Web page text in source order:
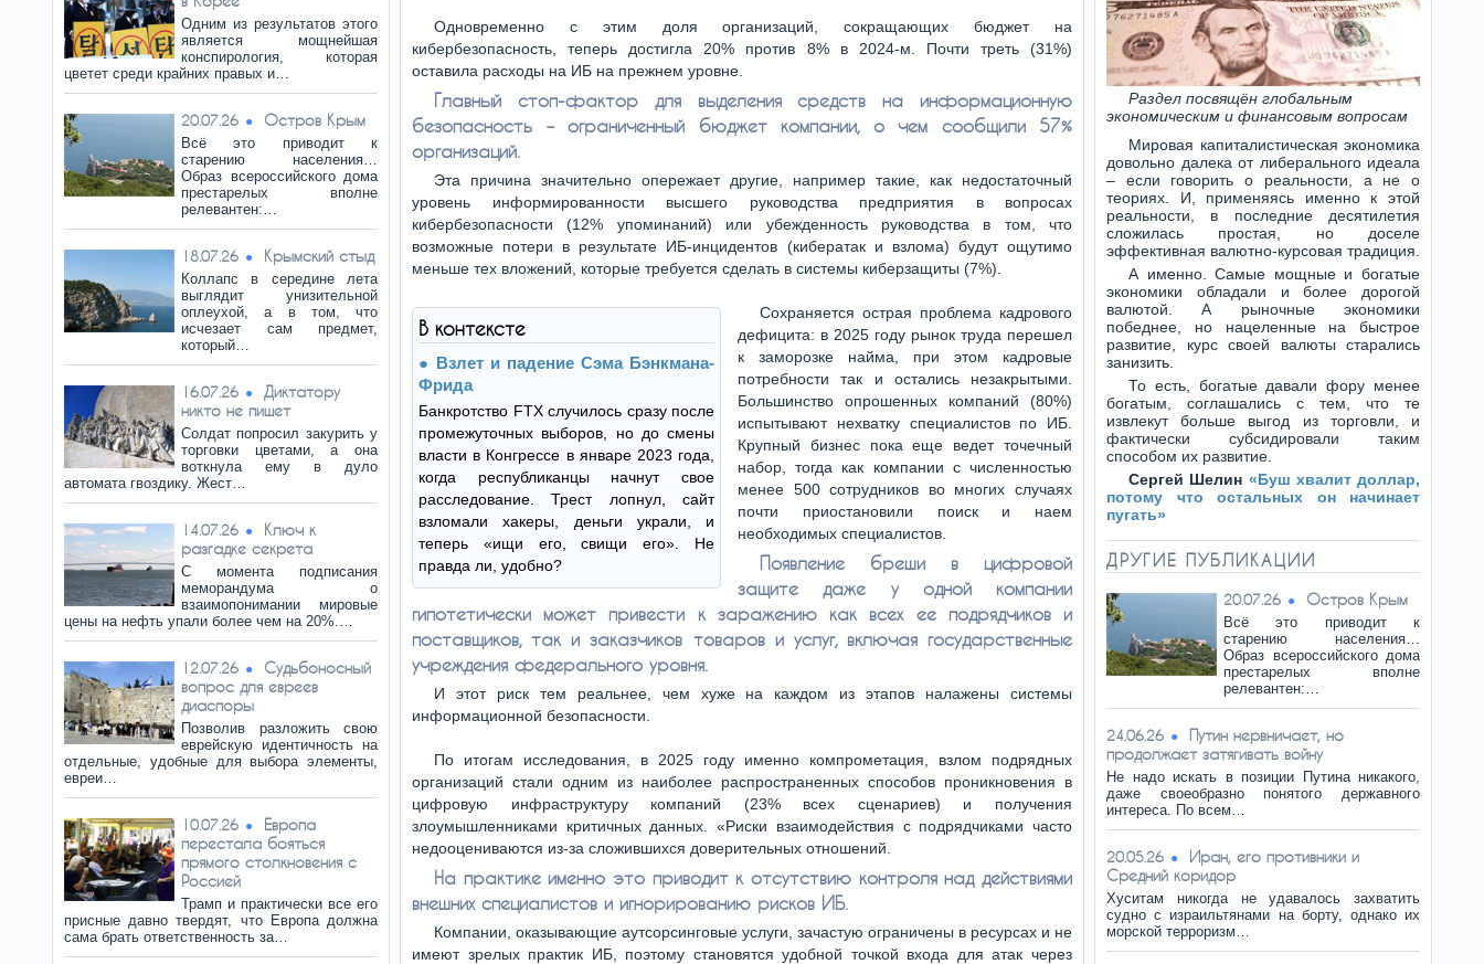
Одним из результатов этого
является мощнейшая
конспирология, которая
цветет среди крайних правых и…
20.07.26 Остров Крым
Всё это приводит к
старению населения…
Образ всероссийского дома
престарелых вполне
релевантен:…
18.07.26 Крымский стыд
Коллапс в середине лета
выглядит унизительной
оплеухой, а в том, что
исчезает сам предмет,
который…
16.07.26
Диктатору
никто не пишет
Солдат попросил закурить у
торговки цветами, а она
воткнула ему в дуло
автомата гвоздику. Жест…
14.07.26
Ключ к
разгадке секрета
С момента подписания
меморандума о
взаимопонимании мировые
цены на нефть упали более чем на 20%.…
12.07.26
Судьбоносный
вопрос для евреев
диаспоры
Позволив разложить свою
еврейскую идентичность на
отдельные, удобные для выбора элементы,
евреи…
10.07.26
Европа
перестала бояться
прямого столкновения с
Россией
Трамп и практически все его
присные давно твердят, что Европа должна
сама брать ответственность за…
Одновременно с этим доля организаций, сокращающих бюджет на
кибербезопасность, теперь достигла 20% против 8% в 2024-м. Почти треть (31%)
оставила расходы на ИБ на прежнем уровне.
Главный стоп-фактор для выделения средств на информационную
безопасность – ограниченный бюджет компании, о чем сообщили 57%
организаций.
Эта причина значительно опережает другие, например такие, как недостаточный
уровень информированности высшего руководства предприятия в вопросах
кибербезопасности (12% упоминаний) или убежденность руководства в том, что
возможные потери в результате ИБ-инцидентов (кибератак и взлома) будут ощутимо
меньше тех вложений, которые требуется сделать в системы киберзащиты (7%).
В контексте
Взлет и падение Сэма Бэнкмана-
Фрида
Банкротство FTX случилось сразу после
промежуточных выборов, но до смены
власти в Конгрессе в январе 2023 года,
когда республиканцы начнут свое
расследование. Трест лопнул, сайт
взломали хакеры, деньги украли, и
теперь «ищи его, свищи его». Не
правда ли, удобно?
Сохраняется острая проблема кадрового
дефицита: в 2025 году рынок труда перешел
к заморозке найма, при этом кадровые
потребности так и остались незакрытыми.
Большинство опрошенных компаний (80%)
испытывают нехватку специалистов по ИБ.
Крупный бизнес пока еще ведет точечный
набор, тогда как компании с численностью
менее 500 сотрудников во многих случаях
почти приостановили поиск и наем
необходимых специалистов.
Появление бреши в цифровой
защите даже у одной компании
гипотетически может привести к заражению как всех ее подрядчиков и
поставщиков, так и заказчиков товаров и услуг, включая государственные
учреждения федерального уровня.
И этот риск тем реальнее, чем хуже на каждом из этапов налажены системы
информационной безопасности.
По итогам исследования, в 2025 году именно компрометация, взлом подрядных
организаций стали одним из наиболее распространенных способов проникновения в
цифровую инфраструктуру компаний (23% всех сценариев) и получения
злоумышленниками критичных данных. «Риски взаимодействия с подрядчиками часто
недооцениваются из-за сложившихся доверительных отношений.
На практике именно это приводит к отсутствию контроля над действиями
внешних специалистов и игнорированию рисков ИБ.
Компании, оказывающие аутсорсинговые услуги, зачастую ограничены в ресурсах и не
имеют зрелых практик ИБ, поэтому становятся удобной точкой входа для атак через
Раздел посвящён глобальным
экономическим и финансовым вопросам
Мировая капиталистическая экономика
довольно далека от либерального идеала
– если говорить о реальности, а не о
теориях. И, применяясь именно к этой
реальности, в последние десятилетия
сложилась простая, но доселе
эффективная валютно-курсовая традиция.
А именно. Самые мощные и богатые
экономики обладали и более дорогой
валютой. А рыночные экономики
победнее, но нацеленные на быстрое
развитие, курс своей валюты старались
занизить.
То есть, богатые давали фору менее
богатым, соглашались с тем, что те
извлекут больше выгод из торговли, и
фактически субсидировали таким
способом их развитие.
Сергей Шелин «Буш хвалит доллар,
потому что остальных он начинает
пугать»
ДРУГИЕ ПУБЛИКАЦИИ
20.07.26 Остров Крым
Всё это приводит к
старению населения…
Образ всероссийского дома
престарелых вполне
релевантен:…
24.06.26
Путин нервничает, но
продолжает затягивать войну
Не надо искать в позиции Путина никакого,
даже своеобразно понятого державного
интереса. По всем…
20.05.26
Иран, его противники и
Средний коридор
Хуситам никогда не удавалось захватить
судно с израильтянами на борту, однако их
морской терроризм…